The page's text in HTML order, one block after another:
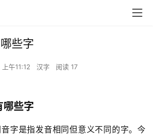
些字
午11:12 汉字 阅读 17
哪些字
是指发音相同但意义不同的字。今